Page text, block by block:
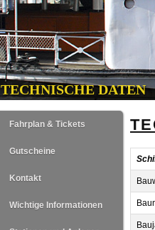
TECHNISCHE DATEN
Navigation
überspringen
Fahrplan & Tickets
Gutscheine
Kontakt
Wichtige Informationen